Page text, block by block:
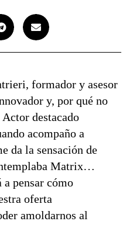
formador y asesor
y, por qué no
destacado
acompaño a
da la sensación de
Matrix…
pensar cómo
oferta
amoldarnos al